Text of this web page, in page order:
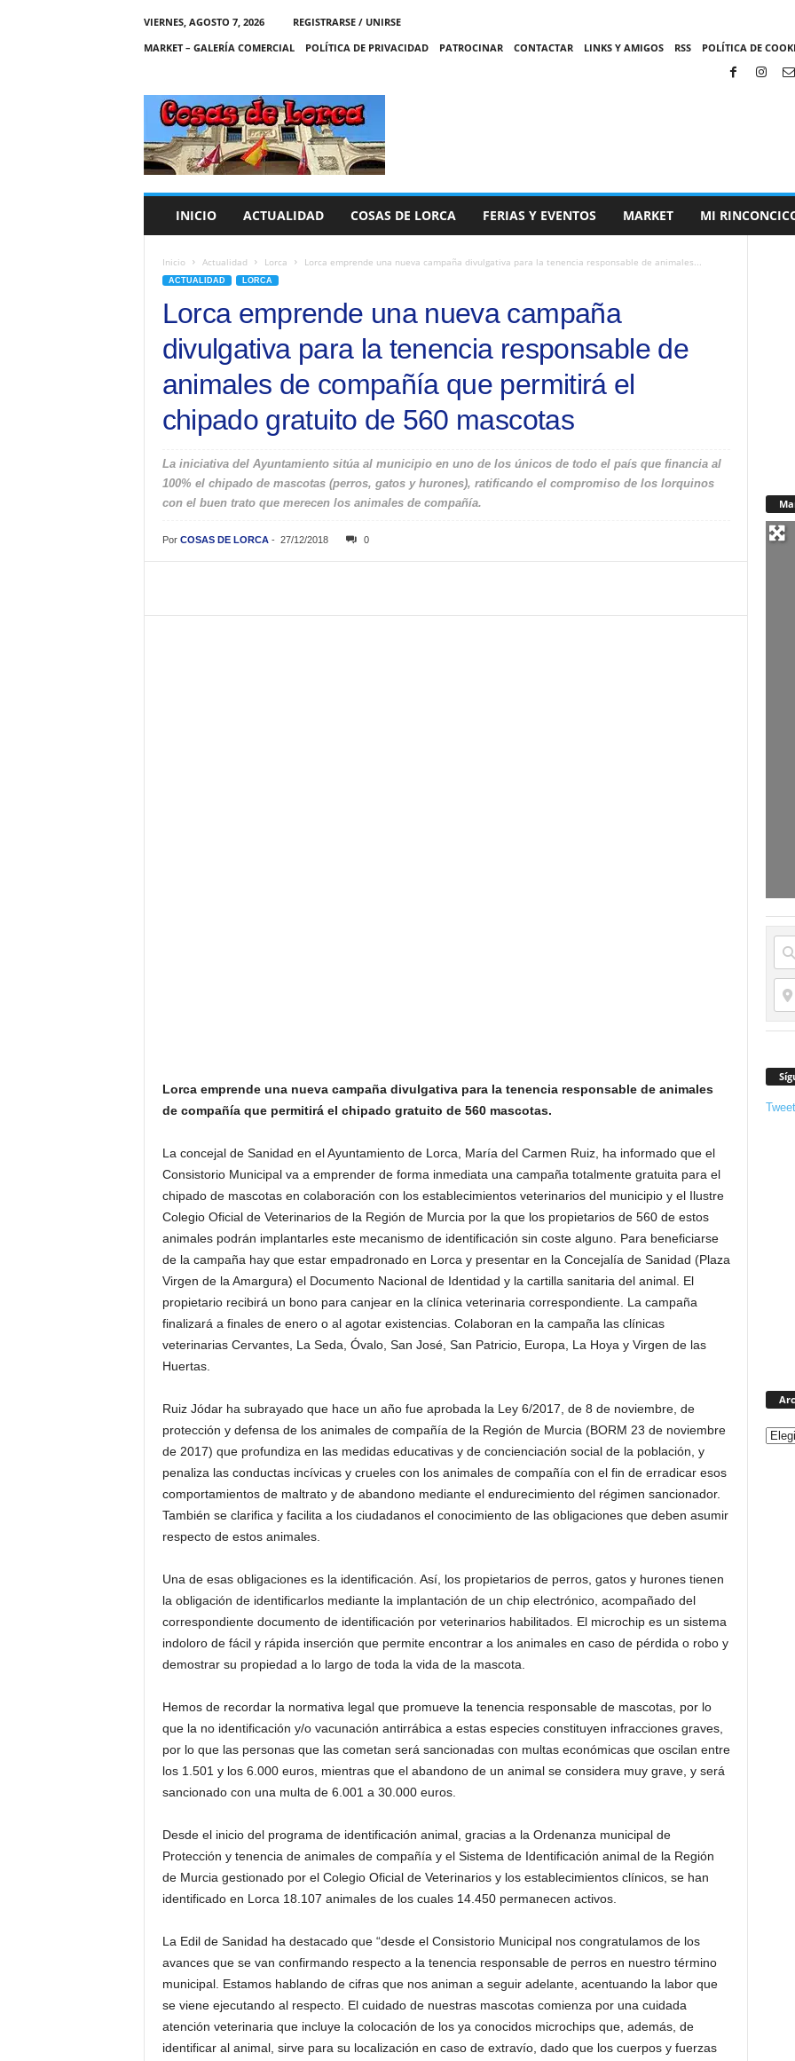
VIERNES, AGOSTO 7, 2026
REGISTRARSE / UNIRSE
MARKET – GALERÍA COMERCIAL
POLÍTICA DE PRIVACIDAD PATROCINAR CONTACTAR LINKS Y AMIGOS RSS POLÍTICA DE
C
A
S
INICIO ACTUALIDAD COSAS DE LORCA FERIAS Y EVENTOS MARKET MI
Inicio Actualidad Lorca Lorca emprende una nueva campaña divulgativa para la tenencia responsable de animales...
ACTUALIDAD LORCA
Lorca emprende una nueva campaña
divulgativa para la tenencia responsable de
animales de compañía que permitirá el
chipado gratuito de 560 mascotas
La iniciativa del Ayuntamiento sitúa al municipio en uno de los únicos de todo el país que financia al
100% el chipado de mascotas (perros, gatos y hurones), ratificando el compromiso de los lorquinos
con el buen trato que merecen los animales de compañía.
Por COSAS DE LORCA- 27/12/2018 0
Lorca emprende una nueva campaña divulgativa para la tenencia responsable de animales
de compañía que permitirá el chipado gratuito de 560 mascotas.
La concejal de Sanidad en el Ayuntamiento de Lorca, María del Carmen Ruiz, ha informado que el
Consistorio Municipal va a emprender de forma inmediata una campaña totalmente gratuita para el
chipado de mascotas en colaboración con los establecimientos veterinarios del municipio y el Ilustre
Colegio Oficial de Veterinarios de la Región de Murcia por la que los propietarios de 560 de estos
animales podrán implantarles este mecanismo de identificación sin coste alguno. Para beneficiarse
de la campaña hay que estar empadronado en Lorca y presentar en la Concejalía de Sanidad (Plaza
Virgen de la Amargura) el Documento Nacional de Identidad y la cartilla sanitaria del animal. El
propietario recibirá un bono para canjear en la clínica veterinaria correspondiente. La campaña
finalizará a finales de enero o al agotar existencias. Colaboran en la campaña las clínicas
veterinarias Cervantes, La Seda, Óvalo, San José, San Patricio, Europa, La Hoya y Virgen de las
Huertas.
Ruiz Jódar ha subrayado que hace un año fue aprobada la Ley 6/2017, de 8 de noviembre, de
protección y defensa de los animales de compañía de la Región de Murcia (BORM 23 de noviembre
de 2017) que profundiza en las medidas educativas y de concienciación social de la población, y
penaliza las conductas incívicas y crueles con los animales de compañía con el fin de erradicar esos
comportamientos de maltrato y de abandono mediante el endurecimiento del régimen sancionador.
También se clarifica y facilita a los ciudadanos el conocimiento de las obligaciones que deben asumir
respecto de estos animales.
Una de esas obligaciones es la identificación. Así, los propietarios de perros, gatos y hurones tienen
la obligación de identificarlos mediante la implantación de un chip electrónico, acompañado del
correspondiente documento de identificación por veterinarios habilitados. El microchip es un sistema
indoloro de fácil y rápida inserción que permite encontrar a los animales en caso de pérdida o robo y
demostrar su propiedad a lo largo de toda la vida de la mascota.
Hemos de recordar la normativa legal que promueve la tenencia responsable de mascotas, por lo
que la no identificación y/o vacunación antirrábica a estas especies constituyen infracciones graves,
por lo que las personas que las cometan será sancionadas con multas económicas que oscilan entre
los 1.501 y los 6.000 euros, mientras que el abandono de un animal se considera muy grave, y será
sancionado con una multa de 6.001 a 30.000 euros.
Desde el inicio del programa de identificación animal, gracias a la Ordenanza municipal de
Protección y tenencia de animales de compañía y el Sistema de Identificación animal de la Región
de Murcia gestionado por el Colegio Oficial de Veterinarios y los establecimientos clínicos, se han
identificado en Lorca 18.107 animales de los cuales 14.450 permanecen activos.
La Edil de Sanidad ha destacado que “desde el Consistorio Municipal nos congratulamos de los
avances que se van confirmando respecto a la tenencia responsable de perros en nuestro término
municipal. Estamos hablando de cifras que nos animan a seguir adelante, acentuando la labor que
se viene ejecutando al respecto. El cuidado de nuestras mascotas comienza por una cuidada
atención veterinaria que incluye la colocación de los ya conocidos microchips que, además, de
identificar al animal, sirve para su localización en caso de extravío, dado que los cuerpos y fuerzas